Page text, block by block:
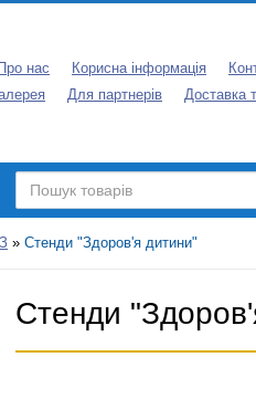
Про нас Корисна інформація
Для партнерів Доставка
» Стенди "Здоров'я дитини"
Стенди